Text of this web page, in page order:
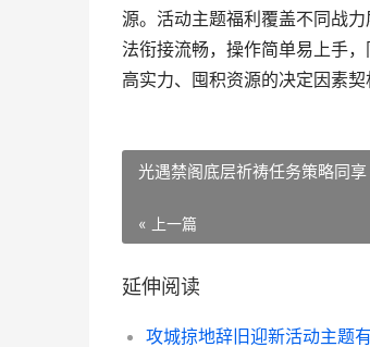
源。活动主题福利覆盖不同战
法衔接流畅，操作简单易上手
高实力、囤积资源的决定因素契
光遇禁阁底层祈祷任务策略同
« 上一篇
延伸阅读